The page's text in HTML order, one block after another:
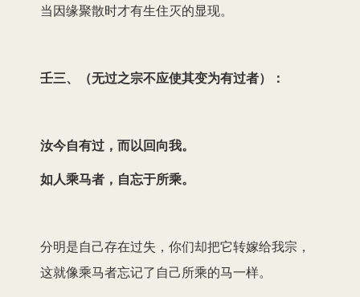
当因缘聚散时才有生住灭的显现。
壬三、（无过之宗不应使其变为有过者）：
汝今自有过，而以回向我。
如人乘马者，自忘于所乘。
分明是自己存在过失，你们却把它转嫁给我宗，
这就像乘马者忘记了自己所乘的马一样。